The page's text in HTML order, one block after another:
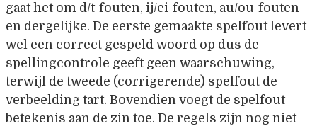
gaat het om d/t-fouten, ij/ei-fouten, au/ou-fouten
en dergelijke. De eerste gemaakte spelfout levert
wel een correct gespeld woord op dus de
spellingcontrole geeft geen waarschuwing,
terwijl de tweede (corrigerende) spelfout de
verbeelding tart. Bovendien voegt de spelfout
betekenis aan de zin toe. De regels zijn nog niet